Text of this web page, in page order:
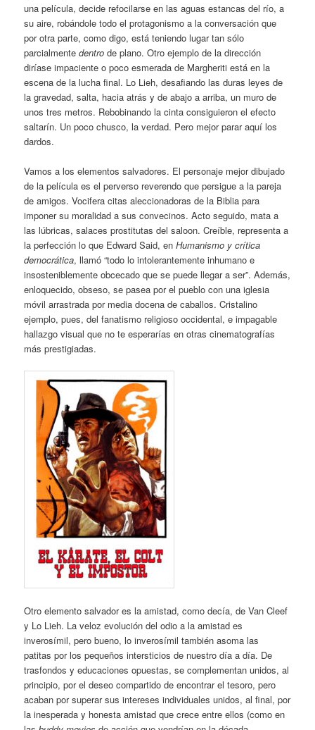
una película, decide refocilarse en las aguas estancas del río, a
su aire, robándole todo el protagonismo a la conversación que
por otra parte, como digo, está teniendo lugar tan sólo
parcialmentedentrode plano. Otro ejemplo de la dirección
diríase impaciente o poco esmerada de Margheriti está en la
escena de la lucha final. Lo Lieh, desafiando las duras leyes de
la gravedad, salta, hacia atrás y de abajo a arriba, un muro de
unos tres metros. Rebobinando la cinta consiguieron el efecto
saltarín. Un poco chusco, la verdad. Pero mejor parar aquí los
dardos.
Vamos a los elementos salvadores. El personaje mejor dibujado
de la película es el perverso reverendo que persigue a la pareja
de amigos. Vocifera citas aleccionadoras de la Biblia para
imponer su moralidad a sus convecinos. Acto seguido, mata a
las lúbricas, salaces prostitutas del saloon. Creíble, representa a
la perfección lo que Edward Said, enHumanismo y crítica
democrática, llamó “todo lo intolerantemente inhumano e
insosteniblemente obcecado que se puede llegar a ser”. Además,
enloquecido, obseso, se pasea por el pueblo con una iglesia
móvil arrastrada por media docena de caballos. Cristalino
ejemplo, pues, del fanatismo religioso occidental, e impagable
hallazgo visual que no te esperarías en otras cinematografías
más prestigiadas.
Otro elemento salvador es la amistad, como decía, de Van Cleef
y Lo Lieh. La veloz evolución del odio a la amistad es
inverosímil, pero bueno, lo inverosímil también asoma las
patitas por los pequeños intersticios de nuestro día a día. De
trasfondos y educaciones opuestas, se complementan unidos, al
principio, por el deseo compartido de encontrar el tesoro, pero
acaban por superar sus intereses individuales unidos, al final, por
la inesperada y honesta amistad que crece entre ellos (como en